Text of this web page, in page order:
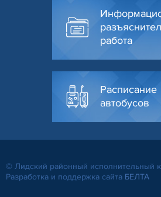
работа
Расписание
автобусов
© Лидский районный исполнительный
Разработка и поддержка сайта БЕЛТА